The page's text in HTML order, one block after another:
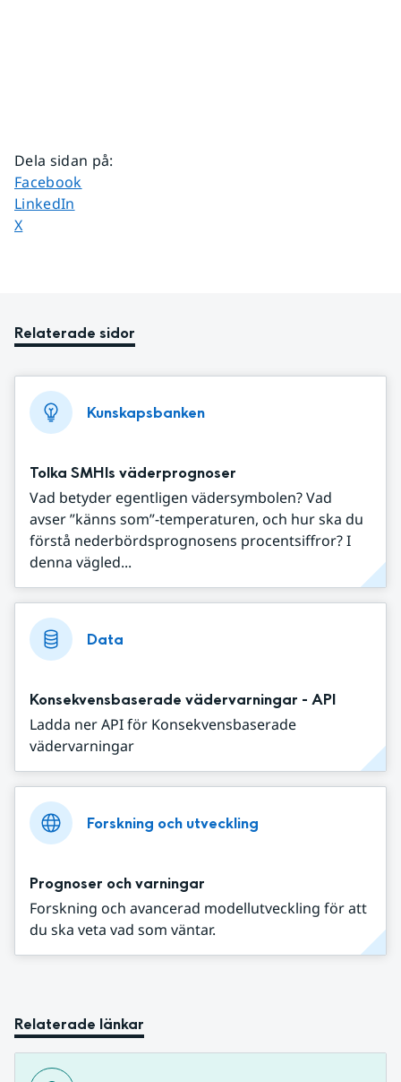
Dela sidan på:
Dela sidan på
Facebook
Dela sidan på
LinkedIn
Dela sidan på
X
Relaterade sidor
Kunskapsbanken
Tolka SMHIs väderprognoser
Vad betyder egentligen vädersymbolen? Vad
avser ”känns som”-temperaturen, och hur ska du
förstå nederbördsprognosens procentsiffror? I
denna vägled...
Data
Konsekvensbaserade vädervarningar - API
Ladda ner API för Konsekvensbaserade
vädervarningar
Forskning och utveckling
Prognoser och varningar
Forskning och avancerad modellutveckling för att
du ska veta vad som väntar.
Relaterade länkar